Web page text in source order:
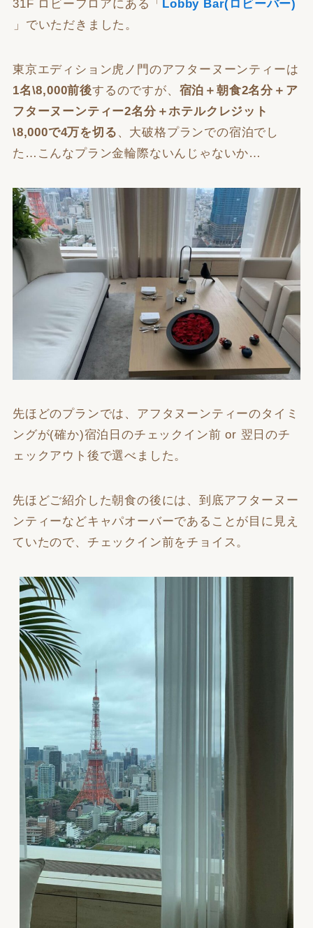
31F ロビーフロアにある「 Lobby Bar(ロビーバー)
」でいただきました。
東京エディション虎ノ門のアフターヌーンティーは
1名\8,000前後するのですが、 宿泊＋朝食2名分＋ア
フターヌーンティー2名分＋ホテルクレジット
\8,000で4万を切る 、大破格プランでの宿泊でし
た…こんなプラン金輪際ないんじゃないか…
先ほどのプランでは、アフタヌーンティーのタイミ
ングが(確か)宿泊日のチェックイン前 or 翌日のチ
ェックアウト後で選べました。
先ほどご紹介した朝食の後には、到底アフターヌー
ンティーなどキャパオーバーであることが目に見え
ていたので、チェックイン前をチョイス。